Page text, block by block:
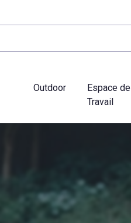
Outdoor
Espace de
Travail